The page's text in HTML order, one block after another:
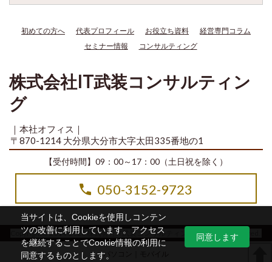
当サイトは、Cookieを使用しコンテン
ツの改善に利用しています。アクセス
を継続することでCookie情報の利用に
同意するものとします。
同意します
初めての方へ 代表プロフィール お役立ち資料
経営専門コラム
セミナー情報
コンサルティング
株式会社IT武装コンサルティン
グ
｜本社オフィス｜
〒870-1214 大分県大分市大字太田335番地の1
【受付時間】09：00～17：00（土日祝を除く）
050-3152-9723
Copyright© 2014-2026 株式会社IT武装コンサルティング All Rights Reserved.
パソコン